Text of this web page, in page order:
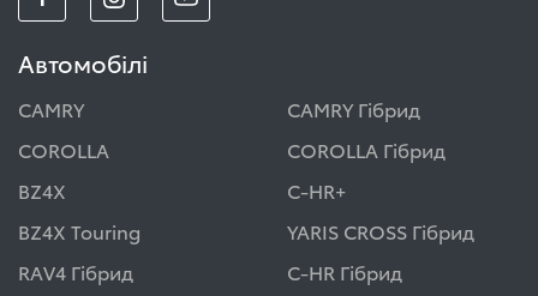
Автомобілі
CAMRY
CAMRY Гібрид
COROLLA
COROLLA Гібрид
BZ4X
C-HR+
BZ4X Touring
YARIS CROSS Гібрид
RAV4 Гібрид
C-HR Гібрид